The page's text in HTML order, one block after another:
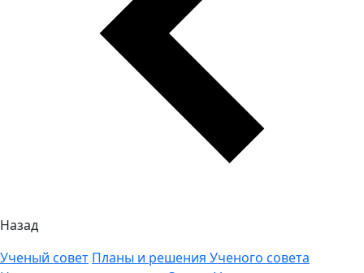
Назад
Ученый совет Планы и решения Ученого совета